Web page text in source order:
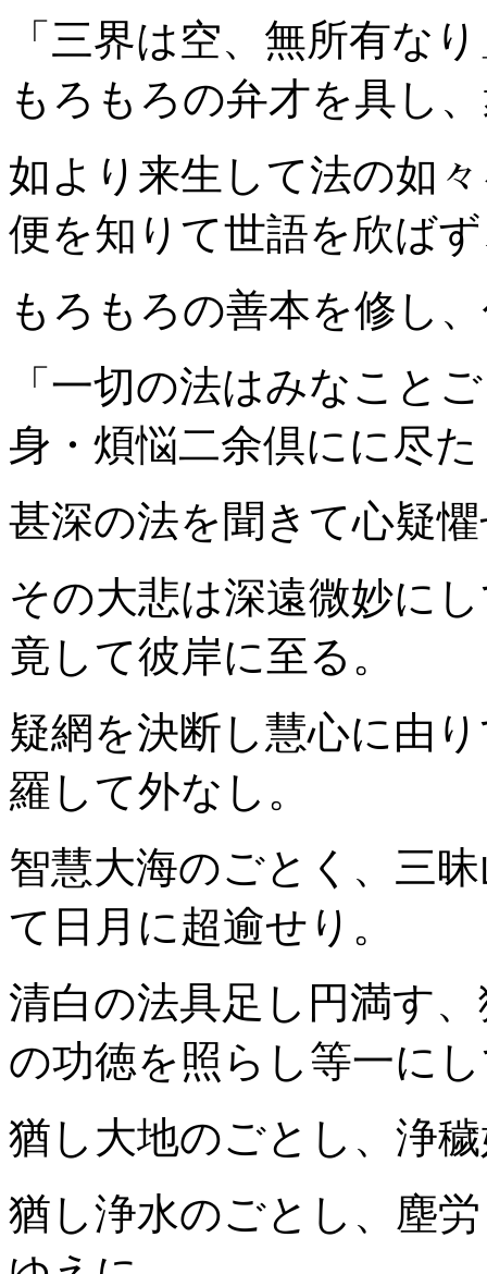
「三界は空、無所有な
もろもろの弁才を具し
如より来生して法の如
便を知りて世語を欣ば
もろもろの善本を修し
「一切の法はみなこと
身・煩悩二余倶にに尽
甚深の法を聞きて心疑
その大悲は深遠微妙に
竟して彼岸に至る。
疑網を決断し慧心に由
羅して外なし。
智慧大海のごとく、三
て日月に超逾せり。
清白の法具足し円満す
の功徳を照らし等一に
猶し大地のごとし、浄
猶し浄水のごとし、塵